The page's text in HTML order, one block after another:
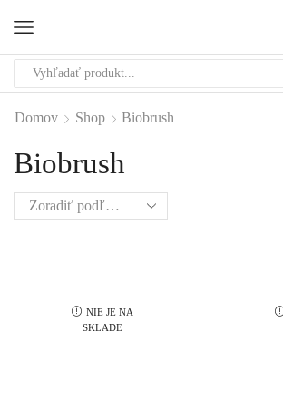
Domov Shop Biobrush
Biobrush
NIE JE NA
SKLADE